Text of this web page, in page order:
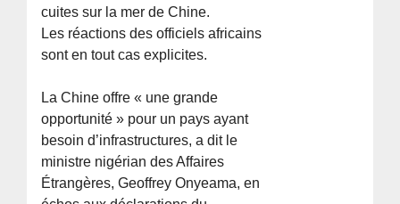
cuites sur la mer de Chine.
Les réactions des officiels africains
sont en tout cas explicites.
La Chine offre « une grande
opportunité » pour un pays ayant
besoin d’infrastructures, a dit le
ministre nigérian des Affaires
Étrangères, Geoffrey Onyeama, en